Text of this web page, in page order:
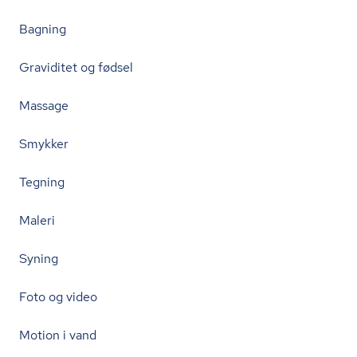
Bagning
Graviditet og fødsel
Massage
Smykker
Tegning
Maleri
Syning
Foto og video
Motion i vand